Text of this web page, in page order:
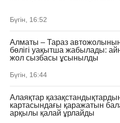
Бүгін, 16:52
Алматы – Тараз
бөлігі уақытша жабылады:
жол сызбасы ұсынылды
Бүгін, 16:44
Алаяқтар
картасындағы қаражатын
арқылы қалай ұрлайды